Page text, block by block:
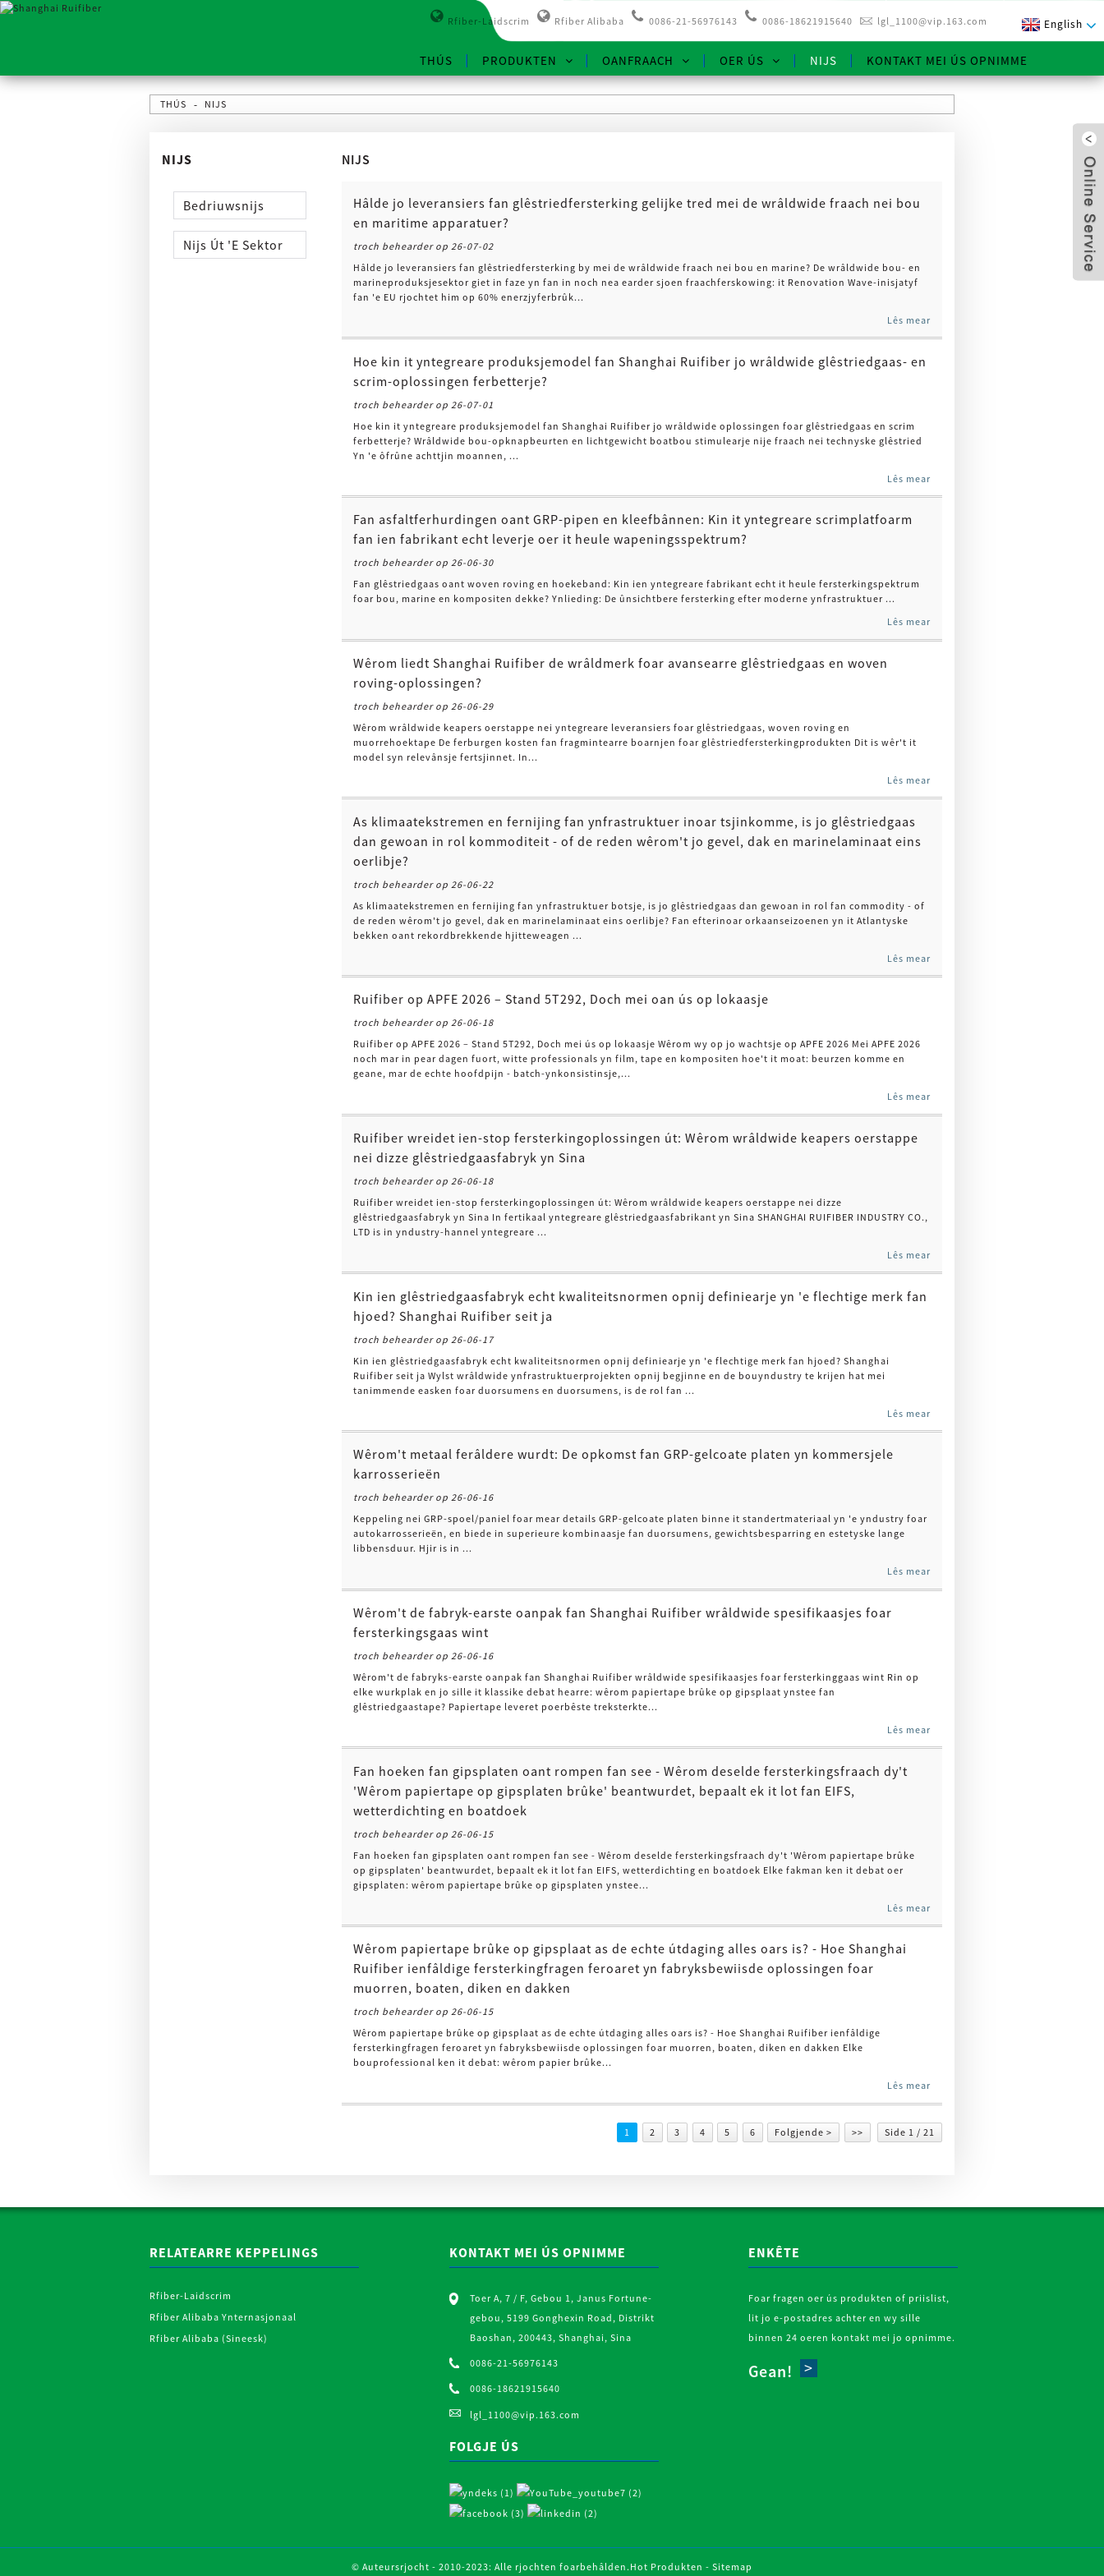
Rfiber-Laidscrim Rfiber Alibaba 0086-21-56976143 0086-18621915640 lgl_1100@vip.163.com English
THÚS PRODUKTEN OANFRAACH OER ÚS NIJS KONTAKT MEI ÚS OPNIMME
THÚS NIJS
NIJS
Bedriuwsnijs
Nijs Út 'e Sektor
NIJS
Hâlde jo leveransiers fan glêstriedfersterking gelijke tred mei de wrâldwide fraach nei bou
en maritime apparatuer?
troch behearder op 26-07-02
Hâlde jo leveransiers fan glêstriedfersterking by mei de wrâldwide fraach nei bou en marine? De wrâldwide bou- en
marineproduksjesektor giet in faze yn fan in noch nea earder sjoen fraachferskowing: it Renovation Wave-inisjatyf
fan 'e EU rjochtet him op 60% enerzjyferbrûk...
Lês mear
Hoe kin it yntegreare produksjemodel fan Shanghai Ruifiber jo wrâldwide glêstriedgaas- en
scrim-oplossingen ferbetterje?
troch behearder op 26-07-01
Hoe kin it yntegreare produksjemodel fan Shanghai Ruifiber jo wrâldwide oplossingen foar glêstriedgaas en scrim
ferbetterje? Wrâldwide bou-opknapbeurten en lichtgewicht boatbou stimulearje nije fraach nei technyske glêstried
Yn 'e ôfrûne achttjin moannen, ...
Lês mear
Fan asfaltferhurdingen oant GRP-pipen en kleefbânnen: Kin it yntegreare scrimplatfoarm
fan ien fabrikant echt leverje oer it heule wapeningsspektrum?
troch behearder op 26-06-30
Fan glêstriedgaas oant woven roving en hoekeband: Kin ien yntegreare fabrikant echt it heule fersterkingspektrum
foar bou, marine en kompositen dekke? Ynlieding: De ûnsichtbere fersterking efter moderne ynfrastruktuer ...
Lês mear
Wêrom liedt Shanghai Ruifiber de wrâldmerk foar avansearre glêstriedgaas en woven
roving-oplossingen?
troch behearder op 26-06-29
Wêrom wrâldwide keapers oerstappe nei yntegreare leveransiers foar glêstriedgaas, woven roving en
muorrehoektape De ferburgen kosten fan fragmintearre boarnjen foar glêstriedfersterkingprodukten Dit is wêr't it
model syn relevânsje fertsjinnet. In...
Lês mear
As klimaatekstremen en fernijing fan ynfrastruktuer inoar tsjinkomme, is jo glêstriedgaas
dan gewoan in rol kommoditeit - of de reden wêrom't jo gevel, dak en marinelaminaat eins
oerlibje?
troch behearder op 26-06-22
As klimaatekstremen en fernijing fan ynfrastruktuer botsje, is jo glêstriedgaas dan gewoan in rol fan commodity - of
de reden wêrom't jo gevel, dak en marinelaminaat eins oerlibje? Fan efterinoar orkaanseizoenen yn it Atlantyske
bekken oant rekordbrekkende hjitteweagen ...
Lês mear
Ruifiber op APFE 2026 – Stand 5T292, Doch mei oan ús op lokaasje
troch behearder op 26-06-18
Ruifiber op APFE 2026 – Stand 5T292, Doch mei ús op lokaasje Wêrom wy op jo wachtsje op APFE 2026 Mei APFE 2026
noch mar in pear dagen fuort, witte professionals yn film, tape en kompositen hoe't it moat: beurzen komme en
geane, mar de echte hoofdpijn - batch-ynkonsistinsje,...
Lês mear
Ruifiber wreidet ien-stop fersterkingoplossingen út: Wêrom wrâldwide keapers oerstappe
nei dizze glêstriedgaasfabryk yn Sina
troch behearder op 26-06-18
Ruifiber wreidet ien-stop fersterkingoplossingen út: Wêrom wrâldwide keapers oerstappe nei dizze
glêstriedgaasfabryk yn Sina In fertikaal yntegreare glêstriedgaasfabrikant yn Sina SHANGHAI RUIFIBER INDUSTRY CO.,
LTD is in yndustry-hannel yntegreare ...
Lês mear
Kin ien glêstriedgaasfabryk echt kwaliteitsnormen opnij definiearje yn 'e flechtige merk fan
hjoed? Shanghai Ruifiber seit ja
troch behearder op 26-06-17
Kin ien glêstriedgaasfabryk echt kwaliteitsnormen opnij definiearje yn 'e flechtige merk fan hjoed? Shanghai
Ruifiber seit ja Wylst wrâldwide ynfrastruktuerprojekten opnij begjinne en de bouyndustry te krijen hat mei
tanimmende easken foar duorsumens en duorsumens, is de rol fan ...
Lês mear
Wêrom't metaal ferâldere wurdt: De opkomst fan GRP-gelcoate platen yn kommersjele
karrosserieën
troch behearder op 26-06-16
Keppeling nei GRP-spoel/paniel foar mear details GRP-gelcoate platen binne it standertmateriaal yn 'e yndustry foar
autokarrosserieën, en biede in superieure kombinaasje fan duorsumens, gewichtsbesparring en estetyske lange
libbensduur. Hjir is in ...
Lês mear
Wêrom't de fabryk-earste oanpak fan Shanghai Ruifiber wrâldwide spesifikaasjes foar
fersterkingsgaas wint
troch behearder op 26-06-16
Wêrom't de fabryks-earste oanpak fan Shanghai Ruifiber wrâldwide spesifikaasjes foar fersterkinggaas wint Rin op
elke wurkplak en jo sille it klassike debat hearre: wêrom papiertape brûke op gipsplaat ynstee fan
glêstriedgaastape? Papiertape leveret poerbêste treksterkte...
Lês mear
Fan hoeken fan gipsplaten oant rompen fan see - Wêrom deselde fersterkingsfraach dy't
'Wêrom papiertape op gipsplaten brûke' beantwurdet, bepaalt ek it lot fan EIFS,
wetterdichting en boatdoek
troch behearder op 26-06-15
Fan hoeken fan gipsplaten oant rompen fan see - Wêrom deselde fersterkingsfraach dy't 'Wêrom papiertape brûke
op gipsplaten' beantwurdet, bepaalt ek it lot fan EIFS, wetterdichting en boatdoek Elke fakman ken it debat oer
gipsplaten: wêrom papiertape brûke op gipsplaten ynstee...
Lês mear
Wêrom papiertape brûke op gipsplaat as de echte útdaging alles oars is? - Hoe Shanghai
Ruifiber ienfâldige fersterkingfragen feroaret yn fabryksbewiisde oplossingen foar
muorren, boaten, diken en dakken
troch behearder op 26-06-15
Wêrom papiertape brûke op gipsplaat as de echte útdaging alles oars is? - Hoe Shanghai Ruifiber ienfâldige
fersterkingfragen feroaret yn fabryksbewiisde oplossingen foar muorren, boaten, diken en dakken Elke
bouprofessional ken it debat: wêrom papier brûke...
Lês mear
1 2 3 4 5 6 Folgjende > >> Side 1 / 21
RELATEARRE KEPPELINGS
Rfiber-Laidscrim
Rfiber Alibaba Ynternasjonaal
Rfiber Alibaba (Sineesk)
KONTAKT MEI ÚS OPNIMME
Toer A, 7 / F, Gebou 1, Janus Fortune-
gebou, 5199 Gonghexin Road, Distrikt
Baoshan, 200443, Shanghai, Sina
0086-21-56976143
0086-18621915640
lgl_1100@vip.163.com
FOLGJE ÚS
ENKÊTE
Foar fragen oer ús produkten of priislist,
lit jo e-postadres achter en wy sille
binnen 24 oeren kontakt mei jo opnimme.
Gean!
© Auteursrjocht - 2010-2023: Alle rjochten foarbehâlden. Hot Produkten - Sitemap